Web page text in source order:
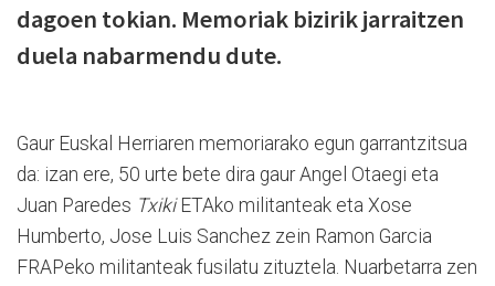
dagoen tokian. Memoriak bizirik jarraitzen
duela nabarmendu dute.
Gaur Euskal Herriaren memoriarako egun garrantzitsua
da: izan ere, 50 urte bete dira gaur Angel Otaegi eta
Juan Paredes TxikiETAko militanteak eta Xose
Humberto, Jose Luis Sanchez zein Ramon Garcia
FRAPeko militanteak fusilatu zituztela. Nuarbetarra zen